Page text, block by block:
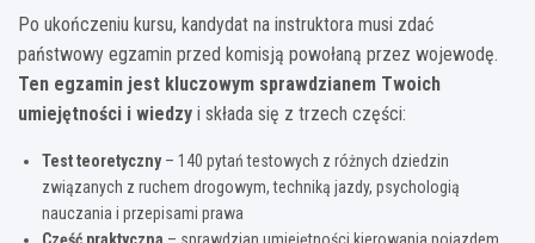
Po ukończeniu kursu, kandydat na instruktora musi zdać
państwowy egzamin przed komisją powołaną przez wojewodę.
Ten egzamin jest kluczowym sprawdzianem Twoich
umiejętności i wiedzy i składa się z trzech części:
Test teoretyczny– 140 pytań testowych z różnych dziedzin
związanych z ruchem drogowym, techniką jazdy, psychologią
nauczania i przepisami prawa
Część praktyczna – sprawdzian umiejętności kierowania pojazdem,